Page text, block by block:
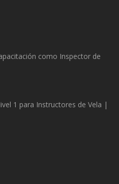
como Inspector de
1 para Instructores de Vela |